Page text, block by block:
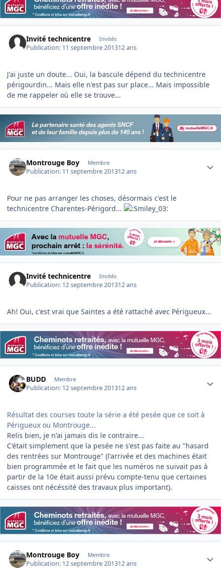
Invité technicentre Invités
Publication: 11 septembre 201312 ans
J'ai juste un doute... Oui, la bascule dépend du technicentre
périgourdin... Mais elle n'est pas sur place... Mais impossible
de me rappeler où elle se trouve...
Montrouge Boy Membre
Publication: 11 septembre 201312 ans
Pour ne pas arranger les choses, désormais c'est le
technicentre Charentes-Périgord...
Invité technicentre Invités
Publication: 12 septembre 201312 ans
Ah! Oui, c'est vrai que Saintes a été rattaché avec Périgueux...
BUDD Membre
Publication: 12 septembre 201312 ans
Résultat des courses toute la série a été pesée que ce soit à
Périgueux ou Montrouge...
Relis bien, je n'ai jamais dis le contraire...
C'était simplement que la pesée ne s'est pas faite au "hasard
des rentrées sur Montrouge" (l'arrivée et des machines était
bien programmée et le fait que les numéros ne suivait pas à
partir de la 10e était aussi prévu compte-tenu que certaines
caisses ont nécéssité des travaux plus important).
Montrouge Boy Membre
Publication: 12 septembre 201312 ans